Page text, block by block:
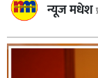
बागमती
न्यूज मधेश